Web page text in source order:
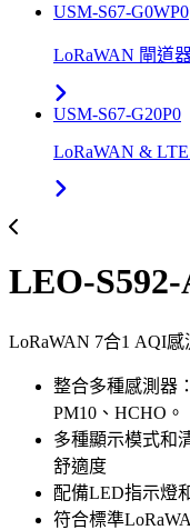
USM-S67-G0WP0
LoRaWAN 閘道
USM-S67-G20P0
LoRaWAN & LTE
LEO-
LoRaWAN 7合1 AQI感
整合多種感測器
PM10、HCHO。
多種顯示模式和
舒適度
配備LED指示燈
符合標準